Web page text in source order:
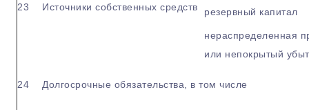
23 Источники собственных средств резервный капитал
нераспределенная
или непокрытый
24 Долгосрочные обязательства, в том числе